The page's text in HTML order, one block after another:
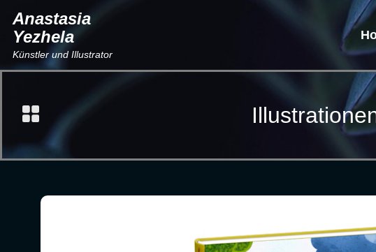
Anastasia
Yezhela
Künstler und Illustrator